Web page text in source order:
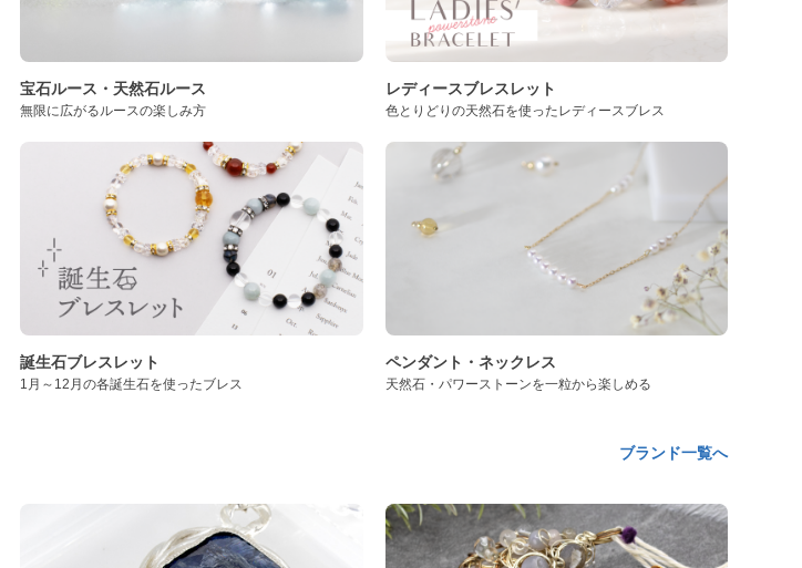
宝石ルース・天然石ルース
無限に広がるルースの楽しみ方
レディースブレスレット
色とりどりの天然石を使ったレディースブレス
誕生石ブレスレット
1月～12月の各誕生石を使ったブレス
ペンダント・ネックレス
天然石・パワーストーンを一粒から楽しめる
ブランド一覧へ